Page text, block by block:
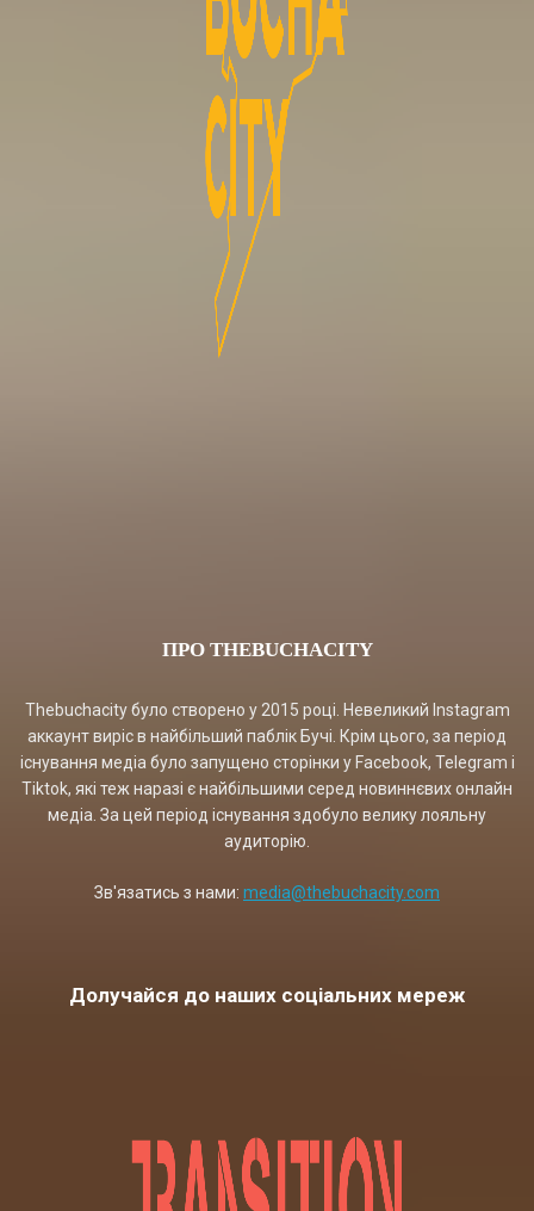
ПРО THEBUCHACITY
Thebuchacity було створено у 2015 році. Невеликий Instagram
аккаунт виріс в найбільший паблік Бучі. Крім цього, за період
існування медіа було запущено сторінки у Facebook, Telegram і
Tiktok, які теж наразі є найбільшими серед новиннєвих онлайн
медіа. За цей період існування здобуло велику лояльну
аудиторію.
Зв'язатись з нами: media@thebuchacity.com
Долучайся до наших соціальних мереж